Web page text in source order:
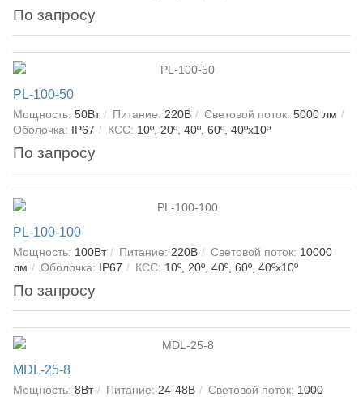
По запросу
PL-100-50
Мощность: 50Вт Питание: 220В Световой поток: 5000 лм
Оболочка: IP67 КСС: 10º, 20º, 40º, 60º, 40ºх10º
По запросу
PL-100-100
Мощность: 100Вт Питание: 220В Световой поток: 10000
лм
Оболочка: IP67 КСС: 10º, 20º, 40º, 60º, 40ºх10º
По запросу
MDL-25-8
Мощность: 8Вт Питание: 24-48В Световой поток: 1000